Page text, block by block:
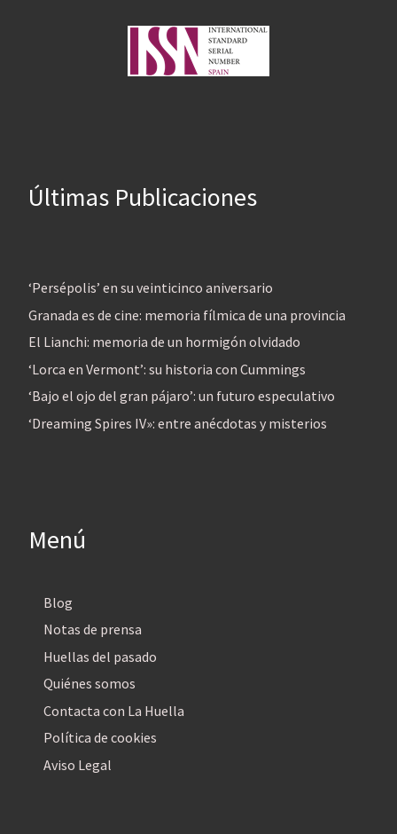
Últimas Publicaciones
‘Persépolis’ en su veinticinco aniversario
Granada es de cine: memoria fílmica de una provincia
El Lianchi: memoria de un hormigón olvidado
‘Lorca en Vermont’: su historia con Cummings
‘Bajo el ojo del gran pájaro’: un futuro especulativo
‘Dreaming Spires IV»: entre anécdotas y misterios
Menú
Blog
Notas de prensa
Huellas del pasado
Quiénes somos
Contacta con La Huella
Política de cookies
Aviso Legal